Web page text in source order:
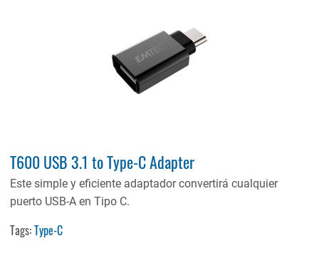
T600 USB 3.1 to Type-C Adapter
Este simple y eficiente adaptador convertirá cualquier
puerto USB-A en Tipo C.
Tags:Type-C